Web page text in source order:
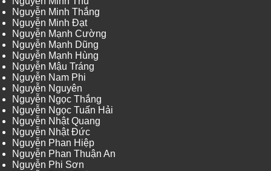
Nguyễn Minh Thắng
Nguyễn Minh Đạt
Nguyễn Mạnh Cường
Nguyễn Mạnh Dũng
Nguyễn Mạnh Hùng
Nguyễn Mậu Tráng
Nguyễn Nam Phi
Nguyễn Nguyên
Nguyễn Ngọc Thắng
Nguyễn Ngọc Tuấn Hải
Nguyễn Nhật Quang
Nguyễn Nhật Đức
Nguyễn Phan Hiệp
Nguyễn Phan Thuận An
Nguyễn Phi Sơn